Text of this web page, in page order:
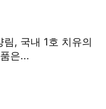
, 국내 1호 치유의
은...